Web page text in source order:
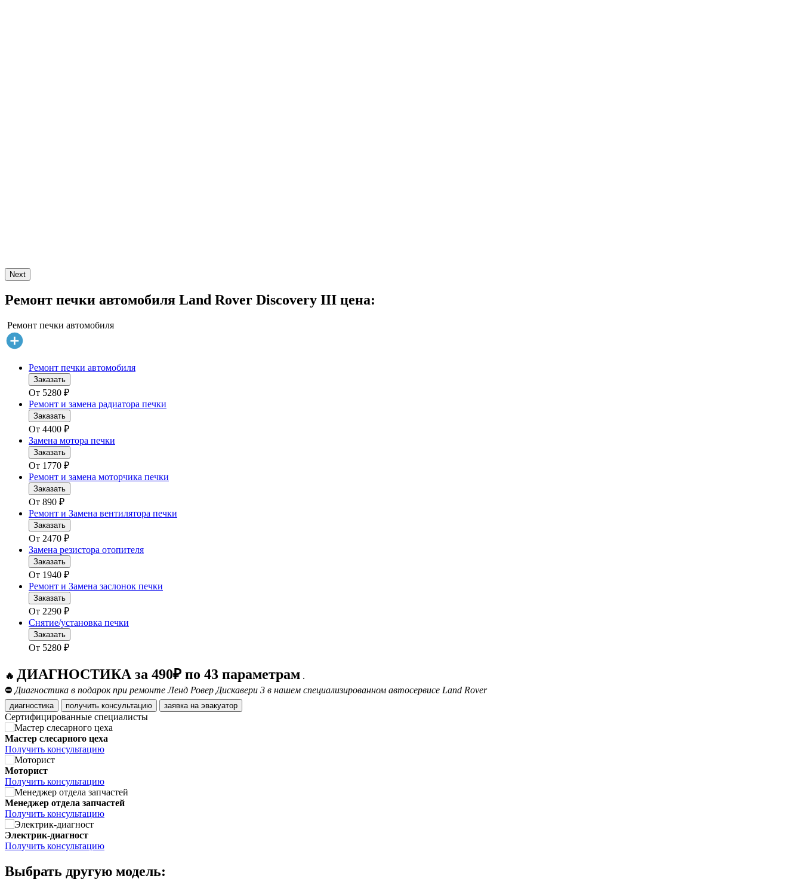
Next
Ремонт печки автомобиля Land Rover Discovery III цена:
Ремонт печки автомобиля
Ремонт печки автомобиля
Заказать
От 5280 ₽
Ремонт и замена радиатора печки
Заказать
От 4400 ₽
Замена мотора печки
Заказать
От 1770 ₽
Ремонт и замена моторчика печки
Заказать
От 890 ₽
Ремонт и Замена вентилятора печки
Заказать
От 2470 ₽
Замена резистора отопителя
Заказать
От 1940 ₽
Ремонт и Замена заслонок печки
Заказать
От 2290 ₽
Снятие/установка печки
Заказать
От 5280 ₽
🔥 ДИАГНОСТИКА за 490₽ по 43 параметрам .
⛔ Диагностика в подарок при ремонте Ленд Ровер Дискавери 3 в нашем специализированном автосервисе Land Rover
диагностика получить консультацию заявка на эвакуатор
Сертифицированные специалисты
Мастер слесарного цеха
Получить консультацию
Моторист
Получить консультацию
Менеджер отдела запчастей
Получить консультацию
Электрик-диагност
Получить консультацию
Выбрать другую модель: